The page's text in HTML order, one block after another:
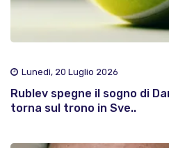
Lunedì, 20 Luglio 2026
Rublev spegne il sogno di
torna sul trono in Sve..